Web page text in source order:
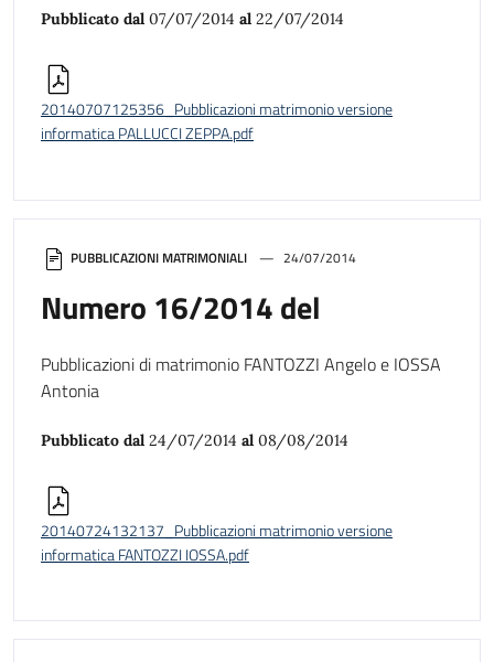
PUBBLICAZIONI MATRIMONIALI 24/07/2014
Numero 16/2014 del
Pubblicazioni di matrimonio FANTOZZI Angelo e IOSSA
Antonia
Pubblicato dal 24/07/2014 al 08/08/2014
20140724132137_Pubblicazioni matrimonio versione
informatica FANTOZZI IOSSA.pdf
Pubblicato dal 07/07/2014 al 22/07/2014
20140707125356_Pubblicazioni matrimonio versione
informatica PALLUCCI ZEPPA.pdf